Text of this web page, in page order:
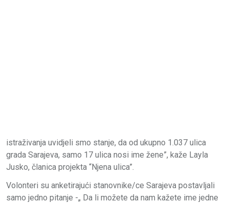
istraživanja uvidjeli smo stanje, da od ukupno 1.037 ulica
grada Sarajeva, samo 17 ulica nosi ime žene”, kaže Layla
Jusko, članica projekta “Njena ulica”.
Volonteri su anketirajući stanovnike/ce Sarajeva postavljali
samo jedno pitanje -„ Da li možete da nam kažete ime jedne